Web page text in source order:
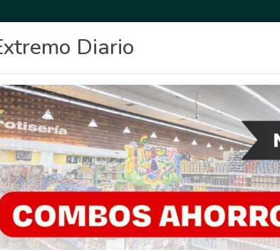
OCIO DEPORTES FIGHIERA GENERAL LAGOS
Diario